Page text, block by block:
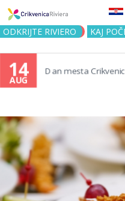
Jump
ODKRIJTE RIVIERO KAJ
14
AUG
Dan mesta